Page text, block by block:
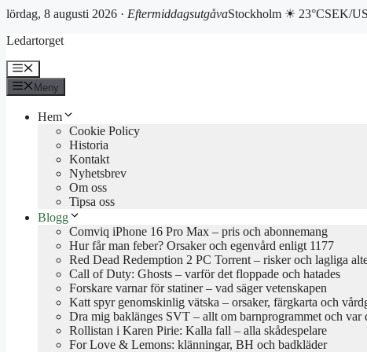
lördag, 8 augusti 2026 · EftermiddagsutgåvaStockholm ☀ 23°CSEK/
till
Ledartorget
Meny
Meny
Hem
Cookie Policy
Historia
Kontakt
Nyhetsbrev
Om oss
Tipsa oss
Blogg
Comviq iPhone 16 Pro Max – pris och abonnemang
Hur får man feber? Orsaker och egenvård enligt 1177
Red Dead Redemption 2 PC Torrent – risker och lagliga
Call of Duty: Ghosts – varför det floppade och hatades
Forskare varnar för statiner – vad säger vetenskapen
Katt spyr genomskinlig vätska – orsaker, färgkarta och
Dra mig baklänges SVT – allt om barnprogrammet och var
Rollistan i Karen Pirie: Kalla fall – alla skådespelare
For Love & Lemons: klänningar, BH och badkläder